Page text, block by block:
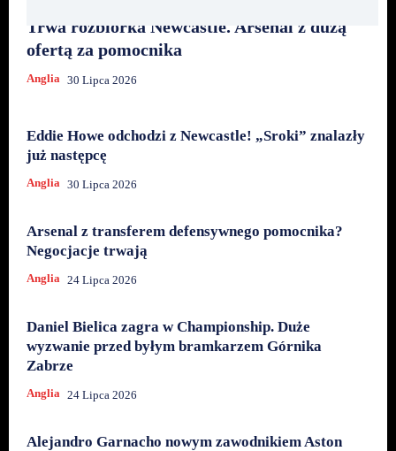
Trwa rozbiórka Newcastle. Arsenal z dużą
ofertą za pomocnika
Anglia 30 Lipca 2026
Eddie Howe odchodzi z Newcastle! „Sroki” znalazły
już następcę
Anglia 30 Lipca 2026
Arsenal z transferem defensywnego pomocnika?
Negocjacje trwają
Anglia 24 Lipca 2026
Daniel Bielica zagra w Championship. Duże
wyzwanie przed byłym bramkarzem Górnika
Zabrze
Anglia 24 Lipca 2026
Alejandro Garnacho nowym zawodnikiem Aston